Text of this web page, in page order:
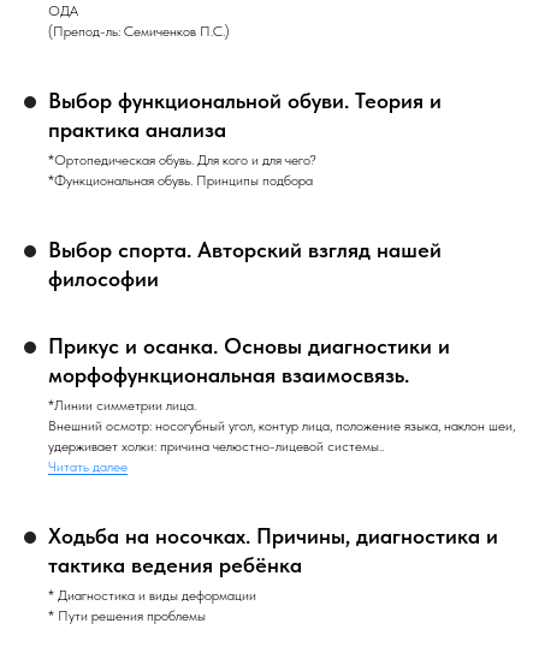
ОДА
(Препод-ль: Семиченков П.С.)
Выбор функциональной обуви. Теория и
практика анализа
*Ортопедическая обувь. Для кого и для чего?
*Функциональная обувь. Принципы подбора
Выбор спорта. Авторский взгляд нашей
философии
Прикус и осанка. Основы диагностики и
морфофункциональная взаимосвязь.
*Линии симметрии лица.
Внешний осмотр: носогубный угол, контур лица, положение языка, наклон шеи,
удерживает холки: причина челюстно-лицевой системы..
Читать далее
Ходьба на носочках. Причины, диагностика и
тактика ведения ребёнка
* Диагностика и виды деформации
* Пути решения проблемы